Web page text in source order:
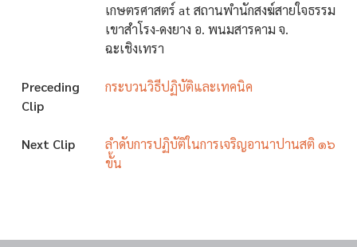
เกษตรศาสตร์ at สถานพำนักสงฆ์สายใจธรรม
เขาสำโรง-ดงยาง อ. พนมสารคาม จ.
ฉะเชิงเทรา
Preceding
Clip
กระบวนวิธีปฏิบัติและเทคนิค
Next Clip
ลำดับการปฏิบัติในการเจริญอานาปานสติ ๑๖
ขั้น